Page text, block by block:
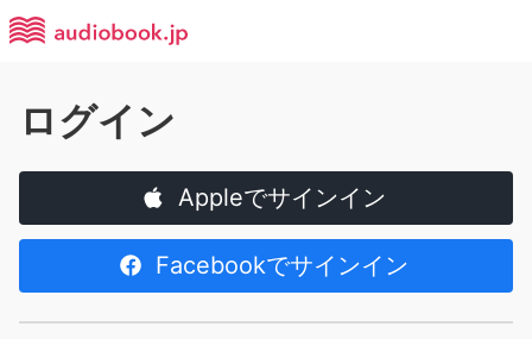
ログイン
Appleでサインイン
Facebookでサインイン